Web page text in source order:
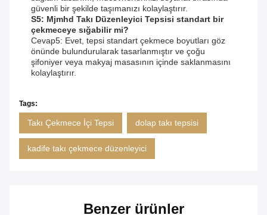
güvenli bir şekilde taşımanızı kolaylaştırır.
S5: Mjmhd Takı Düzenleyici Tepsisi standart bir
çekmeceye sığabilir mi?
Cevap5: Evet, tepsi standart çekmece boyutları göz
önünde bulundurularak tasarlanmıştır ve çoğu
şifoniyer veya makyaj masasının içinde saklanmasını
kolaylaştırır.
Tags:
Takı Çekmece İçi Tepsi dolap takı tepsisi
kadife takı çekmece düzenleyici
Benzer ürünler